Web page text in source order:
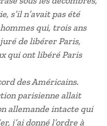
s’il n’avait pas été
qui, trois ans
de libérer Paris,
qui ont libéré Paris
des Américains.
parisienne allait
allemande intacte qui
j’ai donné l’ordre à